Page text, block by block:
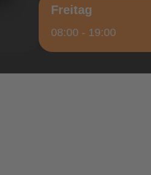
Freitag
08:00 - 19:00